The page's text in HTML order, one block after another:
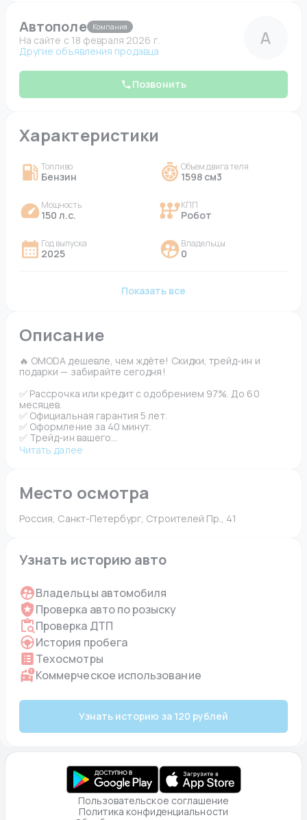
Автополе Компания
На сайте c 18 февраля 2026 г.
Другие объявления продавца
А
Позвонить
Характеристики
Топливо
Бензин
Объем двигателя
1598 см3
Мощность
150 л.с.
КПП
Робот
Год выпуска
2025
Владельцы
0
Показать все
Описание
🔥 OMODA дешевле, чем ждёте! Скидки, трейд-ин и
подарки — забирайте сегодня!
✅ Рассрочка или кредит с одобрением 97%. До 60
месяцев.
✅ Официальная гарантия 5 лет.
✅ Оформление за 40 минут.
✅ Трейд-ин вашего...
Читать далее
Место осмотра
Россия, Санкт-Петербург, Строителей Пр., 41
Узнать историю авто
Владельцы автомобиля
Проверка авто по розыску
Проверка ДТП
История пробега
Техосмотры
Коммерческое использование
Узнать историю за 120 рублей
Пользовательское соглашение
Политика конфиденциальности